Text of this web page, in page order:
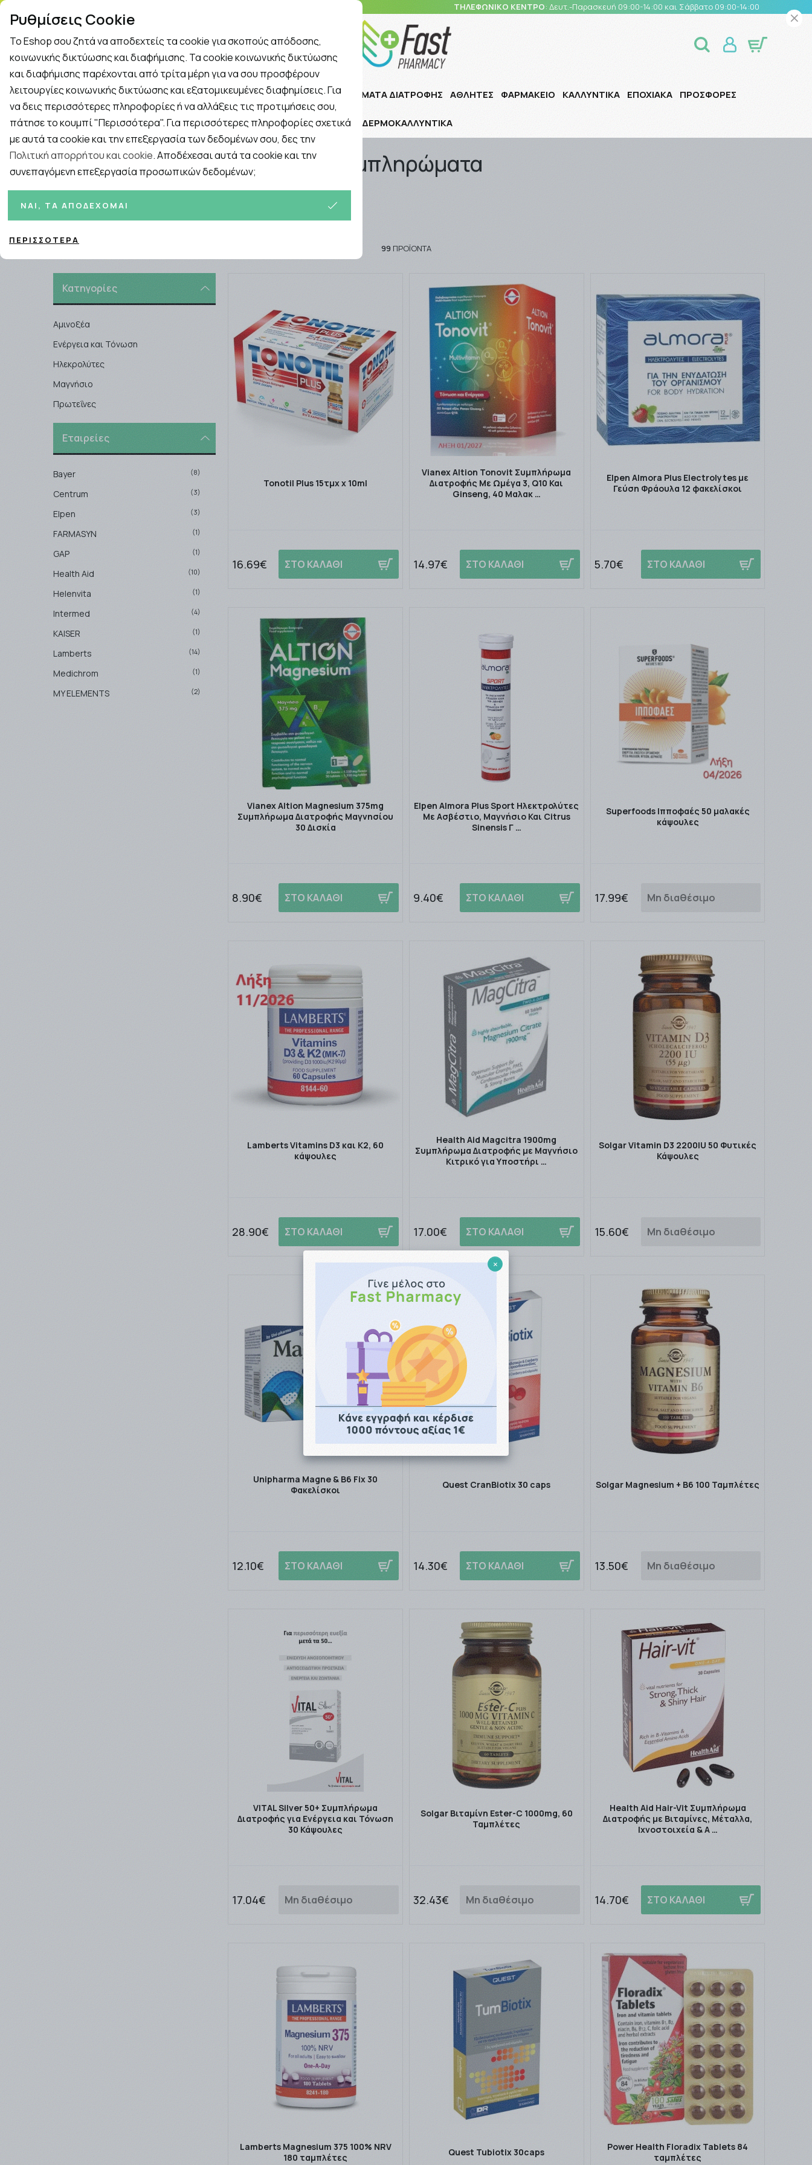
ΤΗΛΕΦΩΝΙΚΟ ΚΕΝΤΡΟ: Δευτ.-Παρασκευή 09:00-14:00 και Σάββατο 09:00-14:00
Rapid Test Γρίπη - Κρυολόγημα
Εταιρείες ΓΥΝΑΙΚΑ ΑΝΔΡΑΣ ΜΗΤΕΡΑ ΚΑΙ ΠΑΙΔΙ ΣΥΜΠΛΗΡΩΜΑΤΑ ΔΙΑΤΡΟΦΗΣ ΑΘΛΗΤΕΣ ΦΑΡΜΑΚΕΙΟ ΚΑΛΛΥΝΤΙΚΑ ΕΠΟΧΙΑΚΑ ΠΡΟΣΦΟΡΕΣ
ΔΕΡΜΟΚΑΛΛΥΝΤΙΚΑ
Αρχική / ΑΘΛΗΤΕΣ /Συμπληρώματα
Συμπληρώματα
Ταξινόμηση Προβολή Σελίδες:
99 ΠΡΟΪΌΝΤΑ
Κατηγορίες
Αμινοξέα
Ενέργεια και Τόνωση
Ηλεκρολύτες
Μαγνήσιο
Πρωτεΐνες
Εταιρείες
Bayer (8)
Centrum (3)
Elpen (3)
FARMASYN (1)
GAP (1)
Health Aid (10)
Helenvita (1)
Intermed (4)
KAISER (1)
Lamberts (14)
Medichrom (1)
MY ELEMENTS (2)
Tonotil Plus 15τμχ x 10ml
16.69€ ΣΤΟ ΚΑΛΑΘΙ
Vianex Altion Tonovit Συμπλήρωμα
Διατροφής Με Ωμέγα 3, Q10 Και
Ginseng, 40 Μαλακ …
14.97€ ΣΤΟ ΚΑΛΑΘΙ
Elpen Almora Plus Electrolytes με
Γεύση Φράουλα 12 φακελίσκοι
5.70€ ΣΤΟ ΚΑΛΑΘΙ
Vianex Altion Magnesium 375mg
Συμπλήρωμα Διατροφής Μαγνησίου
30 Δισκία
8.90€ ΣΤΟ ΚΑΛΑΘΙ
Elpen Almora Plus Sport Ηλεκτρολύτες
Με Ασβέστιο, Μαγνήσιο Και Citrus
Sinensis Γ …
9.40€ ΣΤΟ ΚΑΛΑΘΙ
Superfoods Ιπποφαές 50 μαλακές
κάψουλες
17.99€ Μη διαθέσιμο
Lamberts Vitamins D3 και K2, 60
κάψουλες
28.90€ ΣΤΟ ΚΑΛΑΘΙ
Health Aid Magcitra 1900mg
Συμπλήρωμα Διατροφής με Μαγνήσιο
Κιτρικό για Υποστήρι …
17.00€ ΣΤΟ ΚΑΛΑΘΙ
Solgar Vitamin D3 2200IU 50 Φυτικές
Κάψουλες
15.60€ Μη διαθέσιμο
Unipharma Magne & B6 Fix 30
Φακελίσκοι
12.10€ ΣΤΟ ΚΑΛΑΘΙ
Quest CranBiotix 30 caps
14.30€ ΣΤΟ ΚΑΛΑΘΙ
Solgar Magnesium + B6 100 Ταμπλέτες
13.50€ Μη διαθέσιμο
VITAL Silver 50+ Συμπλήρωμα
Διατροφής για Ενέργεια και Τόνωση
30 Κάψουλες
17.04€ Μη διαθέσιμο
Solgar Bιταμίνη Ester-C 1000mg, 60
Ταμπλέτες
32.43€ Μη διαθέσιμο
Health Aid Hair-Vit Συμπλήρωμα
Διατροφής με Βιταμίνες, Μέταλλα,
Ιχνοστοιχεία & Α …
14.70€ ΣΤΟ ΚΑΛΑΘΙ
Lamberts Magnesium 375 100% NRV
180 ταμπλέτες
Quest Tubiotix 30caps
Power Health Floradix Tablets 84
ταμπλέτες
×
Ρυθμίσεις Cookie
Το Eshop σου ζητά να αποδεχτείς τα cookie για σκοπούς απόδοσης,
κοινωνικής δικτύωσης και διαφήμισης. Τα cookie κοινωνικής δικτύωσης
και διαφήμισης παρέχονται από τρίτα μέρη για να σου προσφέρουν
λειτουργίες κοινωνικής δικτύωσης και εξατομικευμένες διαφημίσεις. Για
να δεις περισσότερες πληροφορίες ή να αλλάξεις τις προτιμήσεις σου,
πάτησε το κουμπί "Περισσότερα". Για περισσότερες πληροφορίες σχετικά
με αυτά τα cookie και την επεξεργασία των δεδομένων σου, δες την
Πολιτική απορρήτου και cookie. Αποδέχεσαι αυτά τα cookie και την
συνεπαγόμενη επεξεργασία προσωπικών δεδομένων;
ΝΑΙ, ΤΑ ΑΠΟΔΈΧΟΜΑΙ
ΠΕΡΙΣΣΌΤΕΡΑ